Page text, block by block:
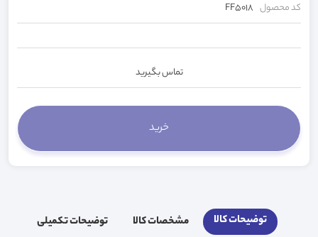
کد محصول FF5018
تماس بگیرید
توضیحات کالا مشخصات کالا توضیحات تکمیلی